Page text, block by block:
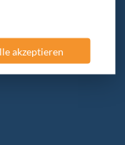
akzeptieren